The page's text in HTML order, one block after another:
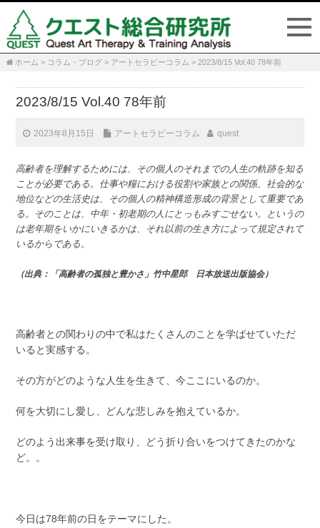
ホーム > コラム・ブログ> アートセラピーコラム > 2023/8/15 Vol.40 78年前
2023/8/15 Vol.40 78年前
2023年8月15日 アートセラピーコラム quest
高齢者を理解するためには、その個人のそれまでの人生の軌跡を知る
ことが必要である。仕事や糧における役割や家族との関係、社会的な
地位などの生活史は、その個人の精神構造形成の背景として重要であ
る。そのことは、中年・初老期の人にとっもみすごせない。というの
は老年期をいかにいきるかは、それ以前の生き方によって規定されて
いるからである。
（出典：「高齢者の孤独と豊かさ」竹中星郎 日本放送出版協会）
高齢者との関わりの中で私はたくさんのことを学ばせていただ
いると実感する。
その方がどのような人生を生きて、今ここにいるのか。
何を大切にし愛し、どんな悲しみを抱えているか。
どのよう出来事を受け取り、どう折り合いをつけてきたのかな
ど。。
今日は78年前の日をテーマにした。